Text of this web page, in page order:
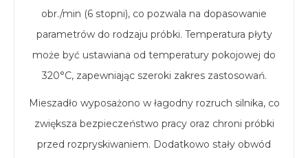
obr./min (6 stopni), co pozwala na dopasowanie
parametrów do rodzaju próbki. Temperatura płyty
może być ustawiana od temperatury pokojowej do
320°C, zapewniając szeroki zakres zastosowań.
Mieszadło wyposażono w łagodny rozruch silnika, co
zwiększa bezpieczeństwo pracy oraz chroni próbki
przed rozpryskiwaniem. Dodatkowo stały obwód